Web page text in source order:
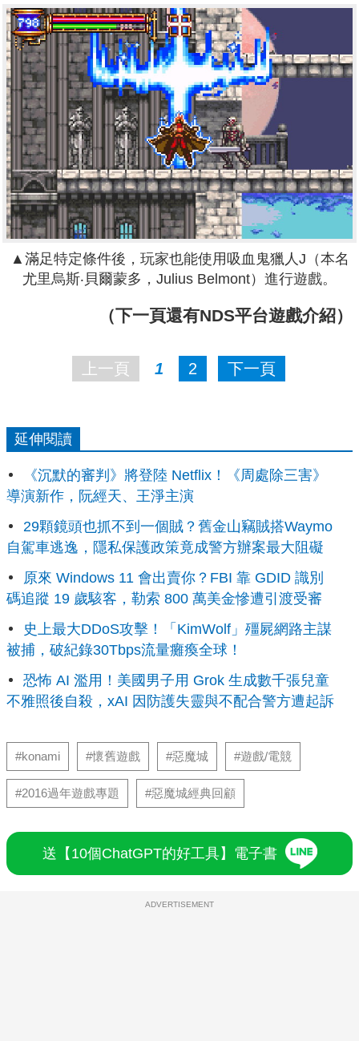
▲滿足特定條件後，玩家也能使用吸血鬼獵人J（本名
尤里烏斯‧貝爾蒙多，Julius Belmont）進行遊戲。
（下一頁還有NDS平台遊戲介紹）
上一頁 1 2 下一頁
延伸閱讀
《沉默的審判》將登陸 Netflix！《周處除三害》
導演新作，阮經天、王淨主演
29顆鏡頭也抓不到一個賊？舊金山竊賊搭Waymo
自駕車逃逸，隱私保護政策竟成警方辦案最大阻礙
原來 Windows 11 會出賣你？FBI 靠 GDID 識別
碼追蹤 19 歲駭客，勒索 800 萬美金慘遭引渡受審
史上最大DDoS攻擊！「KimWolf」殭屍網路主謀
被捕，破紀錄30Tbps流量癱瘓全球！
恐怖 AI 濫用！美國男子用 Grok 生成數千張兒童
不雅照後自殺，xAI 因防護失靈與不配合警方遭起訴
#konami #懷舊遊戲 #惡魔城 #遊戲/電競
#2016過年遊戲專題 #惡魔城經典回顧
送【10個ChatGPT的好工具】電子書
ADVERTISEMENT